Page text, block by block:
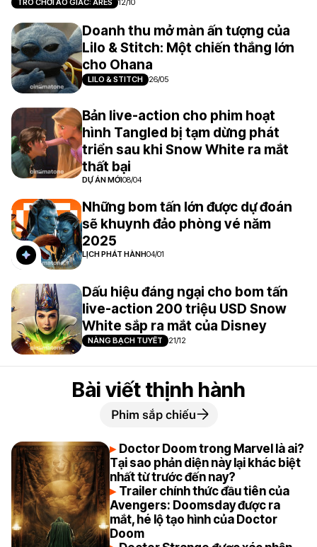
TRÒ CHƠI ẢO GIÁC: ARES 12/10
Doanh thu mở màn ấn tượng của
Lilo & Stitch: Một chiến thắng lớn
cho Ohana
LILO & STITCH 26/05
Bản live-action cho phim hoạt
hình Tangled bị tạm dừng phát
triển sau khi Snow White ra mắt
thất bại
DỰ ÁN MỚI08/04
Những bom tấn lớn được dự đoán
sẽ khuynh đảo phòng vé năm
2025
LỊCH PHÁT HÀNH04/01
Dấu hiệu đáng ngại cho bom tấn
live-action 200 triệu USD Snow
White sắp ra mắt của Disney
NÀNG BẠCH TUYẾT 21/12
Bài viết thịnh hành
Phim sắp chiếu
Doctor Doom trong Marvel là ai?
Tại sao phản diện này lại khác biệt
nhất từ trước đến nay?
Trailer chính thức đầu tiên của
Avengers: Doomsday được ra
mắt, hé lộ tạo hình của Doctor
Doom